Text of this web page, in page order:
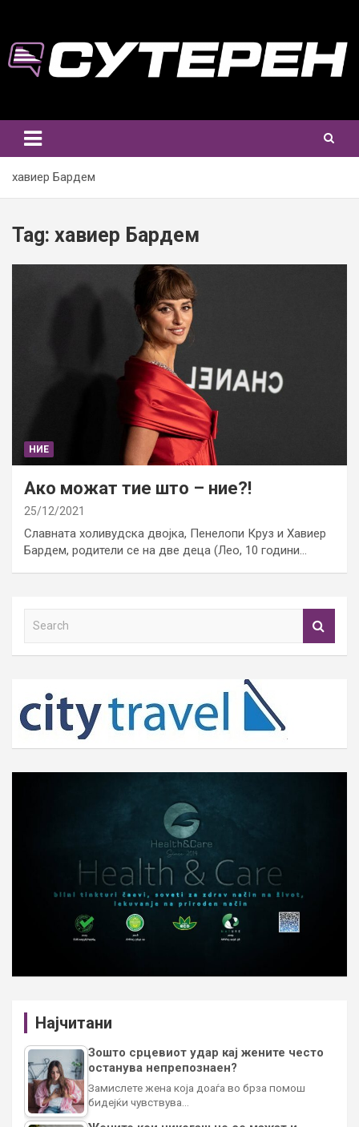
content
хавиер Бардем
Tag: хавиер Бардем
НИЕ
Ако можат тие што – ние?!
25/12/2021
Славната холивудска двојка, Пенелопи Круз и Хавиер
Бардем, родители се на две деца (Лео, 10 години…
h
Најчитани
Зошто срцевиот удар кај жените често
останува непрепознаен?
Замислете жена која доаѓа во брза помош
бидејќи чувствува…